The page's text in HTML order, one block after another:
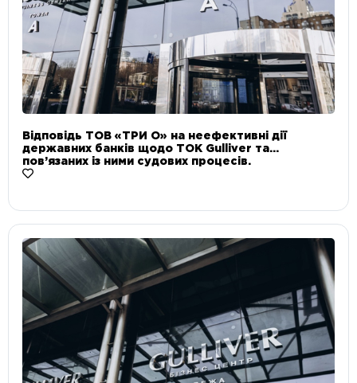
Відповідь ТОВ «ТРИ О» на неефективні дії
державних банків щодо ТОК Gulliver та
пов’язаних із ними судових процесів.